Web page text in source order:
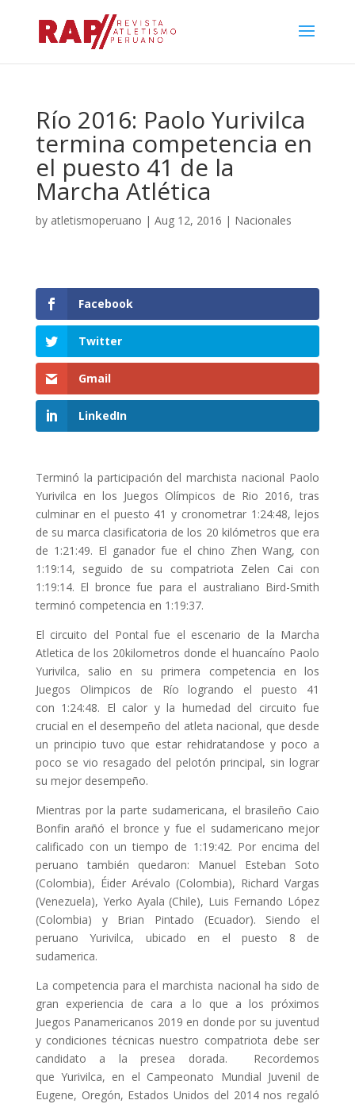
Río 2016: Paolo Yurivilca
termina competencia en
el puesto 41 de la
Marcha Atlética
by atletismoperuano | Aug 12, 2016 | Nacionales
Facebook
Twitter
Gmail
LinkedIn
Terminó la participación del marchista nacional Paolo
Yurivilca en los Juegos Olímpicos de Rio 2016, tras
culminar en el puesto 41 y cronometrar 1:24:48, lejos
de su marca clasificatoria de los 20 kilómetros que era
de 1:21:49. El ganador fue el chino Zhen Wang, con
1:19:14, seguido de su compatriota Zelen Cai con
1:19:14. El bronce fue para el australiano Bird-Smith
terminó competencia en 1:19:37.
El circuito del Pontal fue el escenario de la Marcha
Atletica de los 20kilometros donde el huancaíno Paolo
Yurivilca, salio en su primera competencia en los
Juegos Olimpicos de Río logrando el puesto 41
con 1:24:48. El calor y la humedad del circuito fue
crucial en el desempeño del atleta nacional, que desde
un principio tuvo que estar rehidratandose y poco a
poco se vio resagado del pelotón principal, sin lograr
su mejor desempeño.
Mientras por la parte sudamericana, el brasileño Caio
Bonfin arañó el bronce y fue el sudamericano mejor
calificado con un tiempo de 1:19:42. Por encima del
peruano también quedaron: Manuel Esteban Soto
(Colombia), Éider Arévalo (Colombia), Richard Vargas
(Venezuela), Yerko Ayala (Chile), Luis Fernando López
(Colombia) y Brian Pintado (Ecuador). Siendo el
peruano Yurivilca, ubicado en el puesto 8 de
sudamerica.
La competencia para el marchista nacional ha sido de
gran experiencia de cara a lo que a los próximos
Juegos Panamericanos 2019 en donde por su juventud
y condiciones técnicas nuestro compatriota debe ser
candidato a la presea dorada. Recordemos
que Yurivilca, en el Campeonato Mundial Juvenil de
Eugene, Oregón, Estados Unidos del 2014 nos regaló